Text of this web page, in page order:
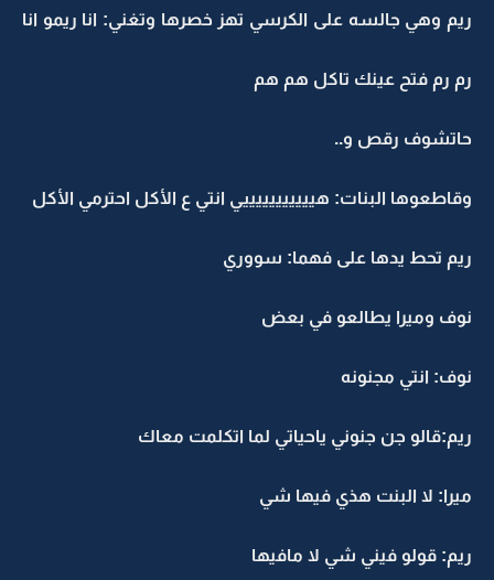
ريم وهي جالسه على الكرسي تهز خصرها وتغني: انا ريمو انا
رم رم فتح عينك تاكل هم هم
حاتشوف رقص و..
وقاطعوها البنات: هيييييييييييي انتي ع الأكل احترمي الأكل
ريم تحط يدها على فهما: سووري
نوف وميرا يطالعو في بعض
نوف: انتي مجنونه
ريم:قالو جن جنوني ياحياتي لما اتكلمت معاك
ميرا: لا البنت هذي فيها شي
ريم: قولو فيني شي لا مافيها